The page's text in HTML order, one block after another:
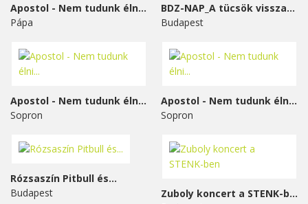
Apostol - Nem tudunk élni...
Pápa
BDZ-NAP_A tücsök visszavág
Budapest
Apostol - Nem tudunk élni...
Sopron
Apostol - Nem tudunk élni...
Sopron
Rózsaszín Pitbull és...
Budapest
Zuboly koncert a STENK-ben